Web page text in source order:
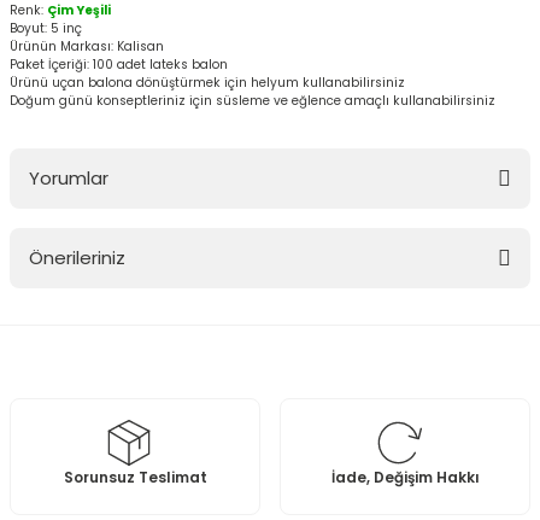
Renk: Çim Yeşili
Boyut: 5 inç
Ürünün Markası: Kalisan
Paket İçeriği: 100 adet lateks balon
Ürünü uçan balona dönüştürmek için helyum kullanabilirsiniz
Doğum günü konseptleriniz için süsleme ve eğlence amaçlı kullanabilirsiniz
Yorumlar
Önerileriniz
Ürün resmi kalitesiz, bozuk veya görüntülenemiyor.
Ürün açıklamasında eksik bilgiler bulunuyor.
Sorunsuz Teslimat İade, Değişim Hakkı